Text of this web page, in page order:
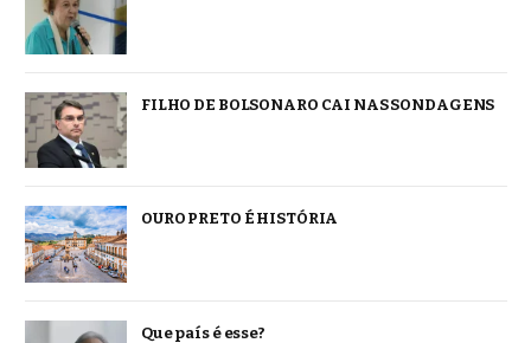
FILHO DE BOLSONARO CAI NAS SONDAGENS
OURO PRETO É HISTÓRIA
Que país é esse?